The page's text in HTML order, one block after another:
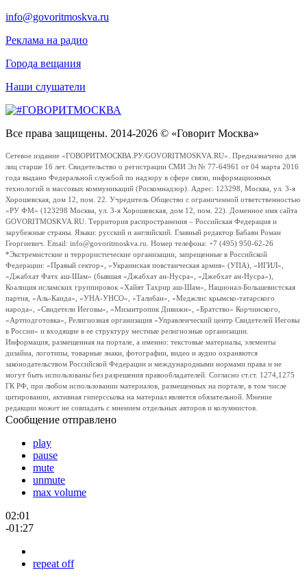
info@govoritmoskva.ru
Реклама на радио
Города вещания
Наши слушатели
Все права защищены. 2014-2026 © «Говорит Москва»
Сетевое издание «ГОВОРИТМОСКВА.РУ/GOVORITMOSKVA.RU». Предназначено для
лиц старше 16 лет. Свидетельство о регистрации СМИ Эл № 77-64961 от 04 марта 2016
года выдано Федеральной службой по надзору в сфере связи, информационных
технологий и массовых коммуникаций (Роскомнадзор). Адрес: 123298, Москва, ул. 3-я
Хорошевская, дом 12, пом. 22. Учредитель Общество с ограниченной ответственностью
«РУ ФМ» (123298 Москва, ул. 3-я Хорошевская, дом 12, пом. 22). Доменное имя сайта
GOVORITMOSKVA.RU. Территория распространения – Российская Федерация и
зарубежные страны. Языки: русский и английский. Главный редактор Бабаян Роман
Георгиевич. Email: info@govoritmoskva.ru. Номер телефона: +7 (495) 950-62-26
*Экстремистские и террористические организации, запрещенные в Российской
Федерации: «Правый сектор», «Украинская повстанческая армия» (УПА), «ИГИЛ»,
«Джабхат Фатх аш-Шам» (бывшая «Джабхат ан-Нусра», «Джебхат ан-Нусра»),
Коалиция исламских группировок «Хайят Тахрир аш-Шам», Национал-Большевистская
партия, «Аль-Каида», «УНА-УНСО», «Талибан», «Меджлис крымско-татарского
народа», «Свидетели Иеговы», «Мизантропик Дивижн», «Братство» Корчинского,
«Артподготовка», Религиозная организация «Управленческий центр Свидетелей Иеговы
в России» и входящие в ее структуру местные религиозные организации.
Информация, размещенная на портале, а именно: текстовые материалы, элементы
дизайна, логотипы, товарные знаки, фотографии, видео и аудио охраняются
законодательством Российской Федерации и международными нормами права и не
могут быть использованы без разрешения правообладателей. Согласно ст.ст. 1274,1275
ГК РФ, при любом использовании материалов, размещенных на портале, в том числе
цитировании, активная гиперссылка на материал является обязательной. Мнение
редакции может не совпадать с мнением отдельных авторов и колумнистов.
Сообщение отправлено
play
pause
mute
unmute
max volume
02:01
-01:27
repeat off